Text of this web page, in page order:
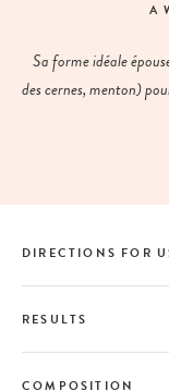
A
Sa forme idéale
des cernes, menton)
DIRECTIONS FOR
RESULTS
COMPOSITION